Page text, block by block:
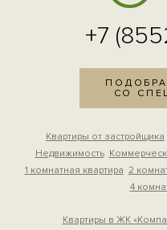
+7
СО
Квартиры от застройщика
Недвижимость
1 комнатная квартира 2
4
Квартиры в ЖК